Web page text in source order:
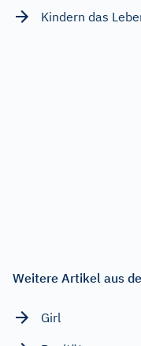
Kindern das
Weitere Artikel aus
Girl